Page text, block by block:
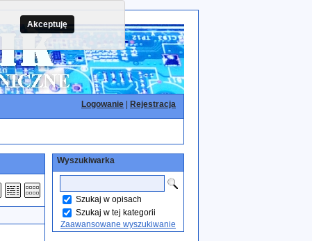
Logowanie Rejestracja
Wyszukiwarka
Szukaj w opisach
Szukaj w tej kategorii
Zaawansowane wyszukiwanie
Akceptuję